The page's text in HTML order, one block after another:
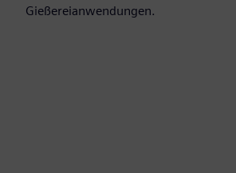
Gießereianwendungen.